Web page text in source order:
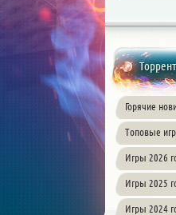
Горячие
Топовые
Игры 2026
Игры 2025
Игры 2024